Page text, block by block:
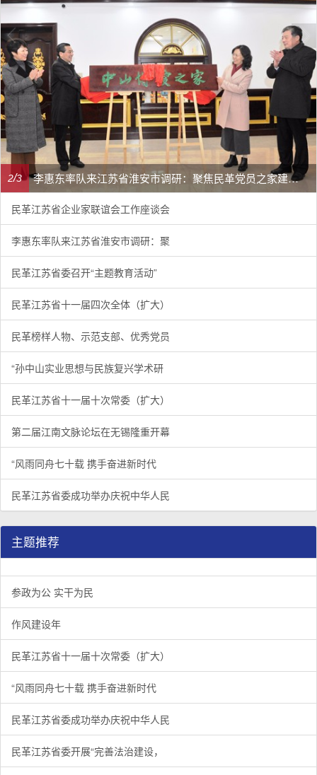
李惠东率队来江苏省淮安市调研：聚焦民革党员之家建设管理、学龄前儿童爱国主义教育
2/3
民革江苏省企业家联谊会工作座谈会
李惠东率队来江苏省淮安市调研：聚
民革江苏省委召开“主题教育活动”
民革江苏省十一届四次全体（扩大）
民革榜样人物、示范支部、优秀党员
“孙中山实业思想与民族复兴学术研
民革江苏省十一届十次常委（扩大）
第二届江南文脉论坛在无锡隆重开幕
“风雨同舟七十载 携手奋进新时代
民革江苏省委成功举办庆祝中华人民
主题推荐
参政为公 实干为民
作风建设年
民革江苏省十一届十次常委（扩大）
“风雨同舟七十载 携手奋进新时代
民革江苏省委成功举办庆祝中华人民
民革江苏省委开展“完善法治建设，